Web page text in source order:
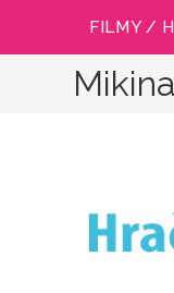
FILMY /